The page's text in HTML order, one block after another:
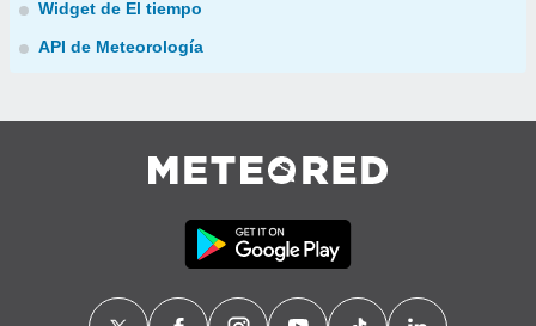
Widget de El tiempo
API de Meteorología